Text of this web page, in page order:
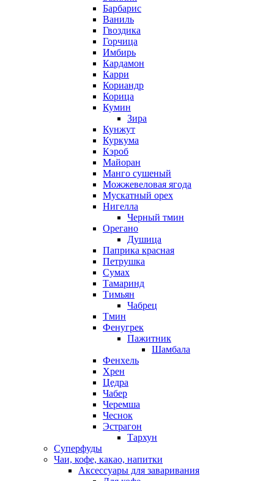
Барбарис
Ваниль
Гвоздика
Горчица
Имбирь
Кардамон
Карри
Кориандр
Корица
Кумин
Зира
Кунжут
Куркума
Кэроб
Майоран
Манго сушеный
Можжевеловая ягода
Мускатный орех
Нигелла
Черный тмин
Орегано
Душица
Паприка красная
Петрушка
Сумах
Тамаринд
Тимьян
Чабрец
Тмин
Фенугрек
Пажитник
Шамбала
Фенхель
Хрен
Цедра
Чабер
Черемша
Чеснок
Эстрагон
Тархун
Суперфуды
Чаи, кофе, какао, напитки
Аксессуары для заваривания